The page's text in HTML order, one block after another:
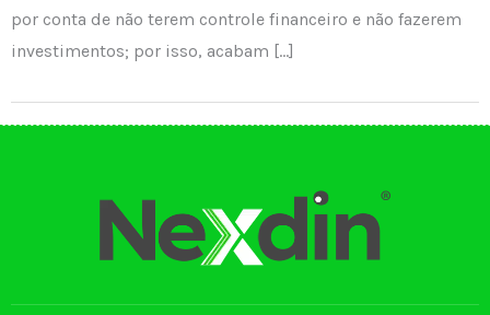
por conta de não terem controle financeiro e não fazerem
investimentos; por isso, acabam […]